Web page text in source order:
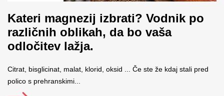
Kateri magnezij izbrati? Vodnik po
različnih oblikah, da bo vaša
odločitev lažja.
Citrat, bisglicinat, malat, klorid, oksid ... Če ste že kdaj stali pred
polico s prehranskimi...